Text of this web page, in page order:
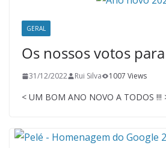
GERAL
Os nossos votos
31/12/2022 Rui Silva 1007 Views
< UM BOM ANO NOVO A TODOS !!!